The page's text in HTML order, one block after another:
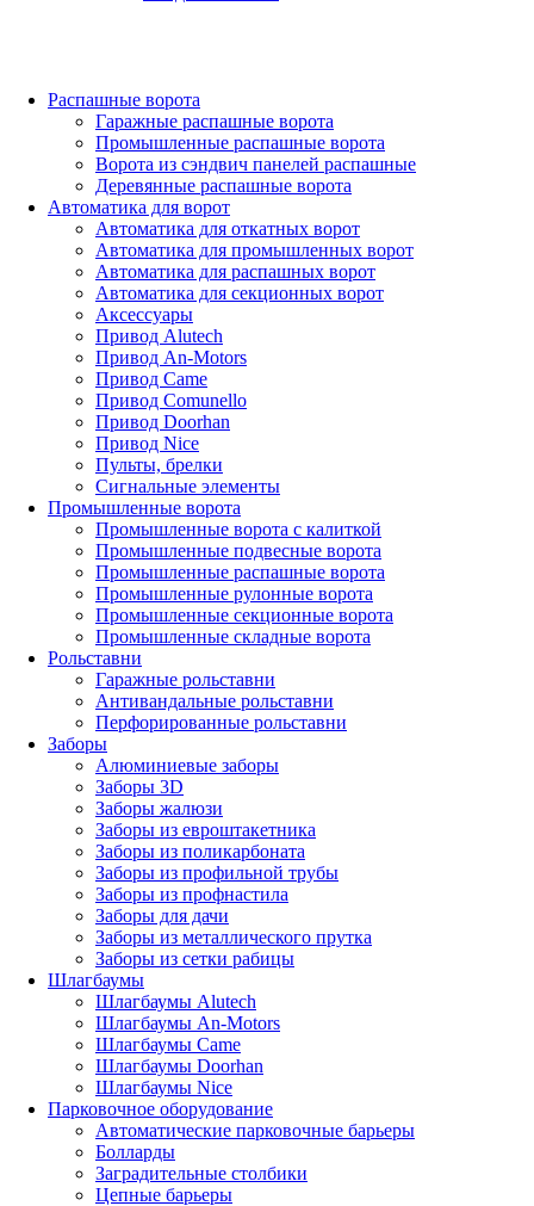
Распашные ворота
Гаражные распашные ворота
Промышленные распашные ворота
Ворота из сэндвич панелей распашные
Деревянные распашные ворота
Автоматика для ворот
Автоматика для откатных ворот
Автоматика для промышленных ворот
Автоматика для распашных ворот
Автоматика для секционных ворот
Аксессуары
Привод Alutech
Привод An-Motors
Привод Came
Привод Comunello
Привод Doorhan
Привод Nice
Пульты, брелки
Сигнальные элементы
Промышленные ворота
Промышленные ворота с калиткой
Промышленные подвесные ворота
Промышленные распашные ворота
Промышленные рулонные ворота
Промышленные секционные ворота
Промышленные складные ворота
Рольставни
Гаражные рольставни
Антивандальные рольставни
Перфорированные рольставни
Заборы
Алюминиевые заборы
Заборы 3D
Заборы жалюзи
Заборы из евроштакетника
Заборы из поликарбоната
Заборы из профильной трубы
Заборы из профнастила
Заборы для дачи
Заборы из металлического прутка
Заборы из сетки рабицы
Шлагбаумы
Шлагбаумы Alutech
Шлагбаумы An-Motors
Шлагбаумы Came
Шлагбаумы Doorhan
Шлагбаумы Nice
Парковочное оборудование
Автоматические парковочные барьеры
Болларды
Заградительные столбики
Цепные барьеры